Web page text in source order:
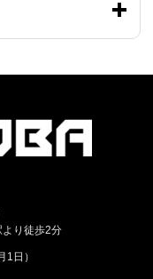
り徒歩2分
日）